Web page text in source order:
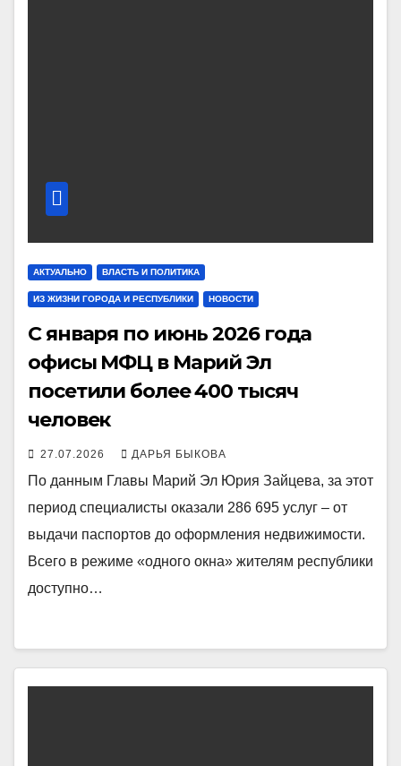
АКТУАЛЬНО ВЛАСТЬ И ПОЛИТИКА
ИЗ ЖИЗНИ ГОРОДА И РЕСПУБЛИКИ НОВОСТИ
С января по июнь 2026 года
офисы МФЦ в Марий Эл
посетили более 400 тысяч
человек
27.07.2026 ДАРЬЯ БЫКОВА
По данным Главы Марий Эл Юрия Зайцева, за этот
период специалисты оказали 286 695 услуг – от
выдачи паспортов до оформления недвижимости.
Всего в режиме «одного окна» жителям республики
доступно…